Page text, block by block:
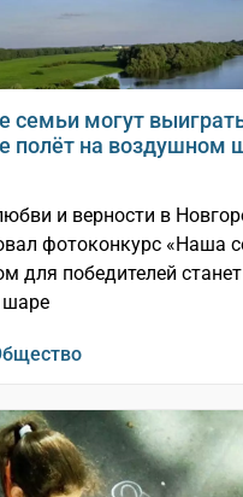
семьи могут
полёт на воздушном
и верности в
фотоконкурс «Наша
для победителей